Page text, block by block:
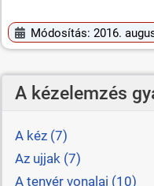
Módosítás: 2016.
A kézelemzés
A kéz (7)
Az ujjak (7)
A tenyér vonalai (10)